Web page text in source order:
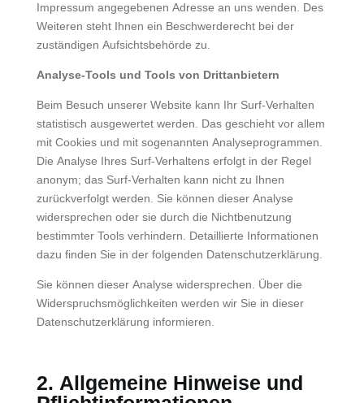
Impressum angegebenen Adresse an uns wenden. Des
Weiteren steht Ihnen ein Beschwerderecht bei der
zuständigen Aufsichtsbehörde zu.
Analyse-Tools und Tools von Drittanbietern
Beim Besuch unserer Website kann Ihr Surf-Verhalten
statistisch ausgewertet werden. Das geschieht vor allem
mit Cookies und mit sogenannten Analyseprogrammen.
Die Analyse Ihres Surf-Verhaltens erfolgt in der Regel
anonym; das Surf-Verhalten kann nicht zu Ihnen
zurückverfolgt werden. Sie können dieser Analyse
widersprechen oder sie durch die Nichtbenutzung
bestimmter Tools verhindern. Detaillierte Informationen
dazu finden Sie in der folgenden Datenschutzerklärung.
Sie können dieser Analyse widersprechen. Über die
Widerspruchsmöglichkeiten werden wir Sie in dieser
Datenschutzerklärung informieren.
2. Allgemeine Hinweise und